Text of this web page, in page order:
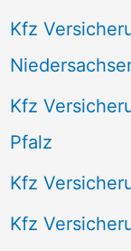
Kfz
Kfz
Pfalz
Kfz
Kfz